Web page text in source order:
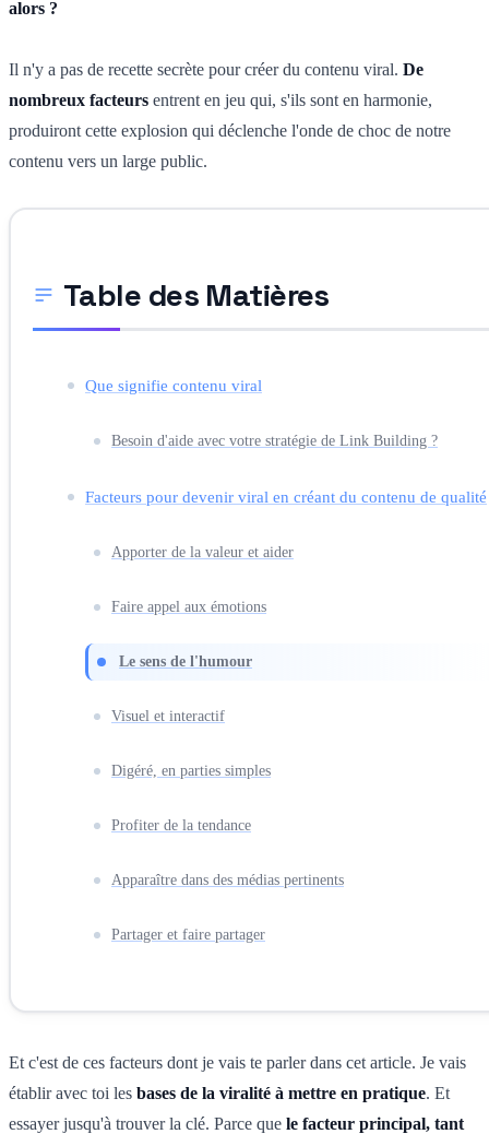
alors ?
Il n'y a pas de recette secrète pour créer du contenu viral. De
nombreux facteurs entrent en jeu qui, s'ils sont en harmonie,
produiront cette explosion qui déclenche l'onde de choc de notre
contenu vers un large public.
Table des Matières
Que signifie contenu viral
Besoin d'aide avec votre stratégie de Link Building ?
Facteurs pour devenir viral en créant du contenu de qualité
Apporter de la valeur et aider
Faire appel aux émotions
Le sens de l'humour
Visuel et interactif
Digéré, en parties simples
Profiter de la tendance
Apparaître dans des médias pertinents
Partager et faire partager
Et c'est de ces facteurs dont je vais te parler dans cet article. Je vais
établir avec toi les bases de la viralité à mettre en pratique. Et
essayer jusqu'à trouver la clé. Parce que le facteur principal, tant